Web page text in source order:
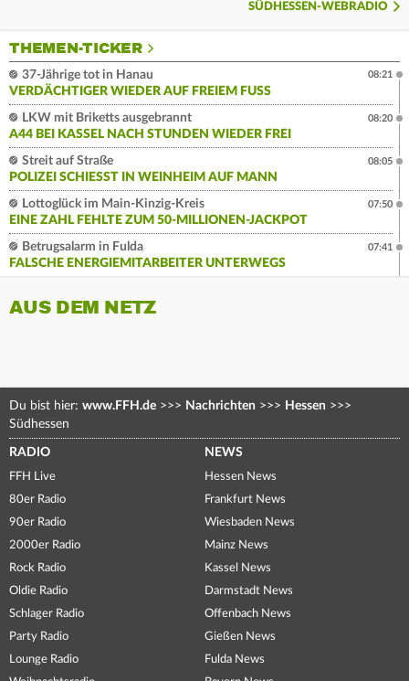
SÜDHESSEN-WEBRADIO
THEMEN-TICKER
37-Jährige tot in Hanau
VERDÄCHTIGER WIEDER AUF FREIEM FUSS
08:21
LKW mit Briketts ausgebrannt
A44 BEI KASSEL NACH STUNDEN WIEDER FREI
08:20
Streit auf Straße
POLIZEI SCHIESST IN WEINHEIM AUF MANN
08:05
Lottoglück im Main-Kinzig-Kreis
EINE ZAHL FEHLTE ZUM 50-MILLIONEN-JACKPOT
07:50
Betrugsalarm in Fulda
FALSCHE ENERGIEMITARBEITER UNTERWEGS
07:41
AUS DEM NETZ
Du bist hier: www.FFH.de >>> Nachrichten >>> Hessen >>>
Südhessen
RADIO
FFH Live
80er Radio
90er Radio
2000er Radio
Rock Radio
Oldie Radio
Schlager Radio
Party Radio
Lounge Radio
NEWS
Hessen News
Frankfurt News
Wiesbaden News
Mainz News
Kassel News
Darmstadt News
Offenbach News
Gießen News
Fulda News